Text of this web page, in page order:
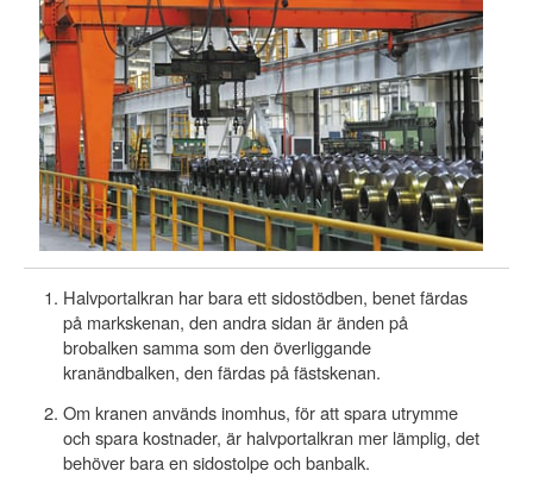
Halvportalkran har bara ett sidostödben, benet färdas
på markskenan, den andra sidan är änden på
brobalken samma som den överliggande
kranändbalken, den färdas på fästskenan.
Om kranen används inomhus, för att spara utrymme
och spara kostnader, är halvportalkran mer lämplig, det
behöver bara en sidostolpe och banbalk.